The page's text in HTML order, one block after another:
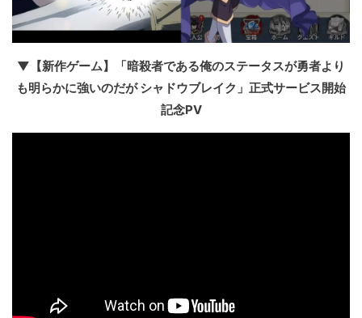
▼【新作ゲーム】「暗殺者である俺のステータスが勇者より
も明らかに強いのだが シャドウブレイク」正式サービス開始
記念PV